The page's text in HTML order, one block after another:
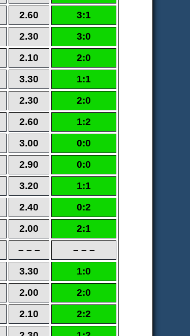
2.60
3:1
2.30
3:0
2.10
2:0
3.30
1:1
2.30
2:0
2.60
1:2
3.00
0:0
2.90
0:0
3.20
1:1
2.40
0:2
2.00
2:1
– – –
– – –
3.30
1:0
2.00
2:0
2.10
2:2